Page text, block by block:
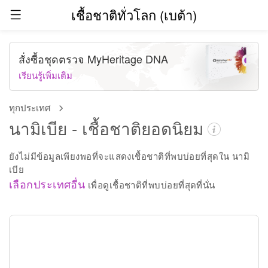
เชื้อชาติทั่วโลก (เบต้า)
ทุกประเทศ
นามิเบีย - เชื้อชาติยอดนิยม
ยังไม่มีข้อมูลเพียงพอที่จะแสดงเชื้อชาติที่พบบ่อยที่สุดใน นามิ
เบีย
เลือกประเทศอื่น เพื่อดูเชื้อชาติที่พบบ่อยที่สุดที่นั่น
สั่งซื้อชุดตรวจ MyHeritage DNA
เรียนรู้เพิ่มเติม